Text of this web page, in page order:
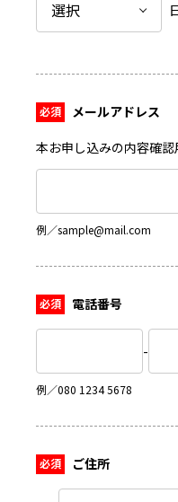
メールアドレス
本お申し込みの内容確認
例／sample@mail.com
電話番号
-
例／080 1234 5678
ご住所